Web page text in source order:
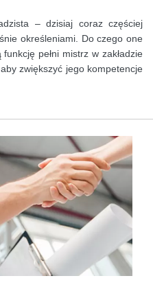
– dzisiaj coraz częściej
określeniami. Do czego one
pełni mistrz w zakładzie
zwiększyć jego kompetencje